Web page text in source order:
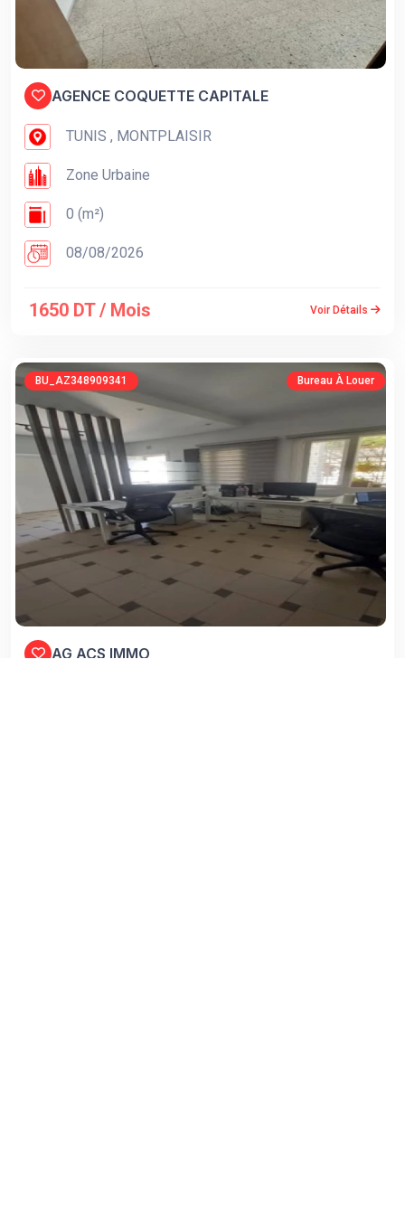
AGENCE COQUETTE CAPITALE
TUNIS , MONTPLAISIR
Zone Urbaine
0 (m²)
08/08/2026
1650 DT / Mois Voir Détails
BU_AZ348909341 Bureau À Louer
AG ACS IMMO